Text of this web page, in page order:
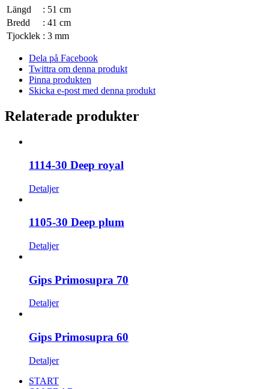
Längd : 51 cm
Bredd
: 41 cm
Tjocklek : 3 mm
Dela på Facebook
Twittra om denna produkt
Pinna produkten
Skicka e-post med denna produkt
Relaterade produkter
1114-30 Deep royal
Detaljer
1105-30 Deep plum
Detaljer
Gips Primosupra 70
Detaljer
Gips Primosupra 60
Detaljer
START